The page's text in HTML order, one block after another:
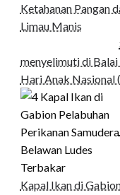
Ketahanan Pangan
Limau Manis
menyelimuti di
Hari Anak Nasional
Kapal Ikan di